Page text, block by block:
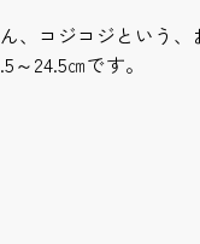
、コジコジという
24.5㎝です。